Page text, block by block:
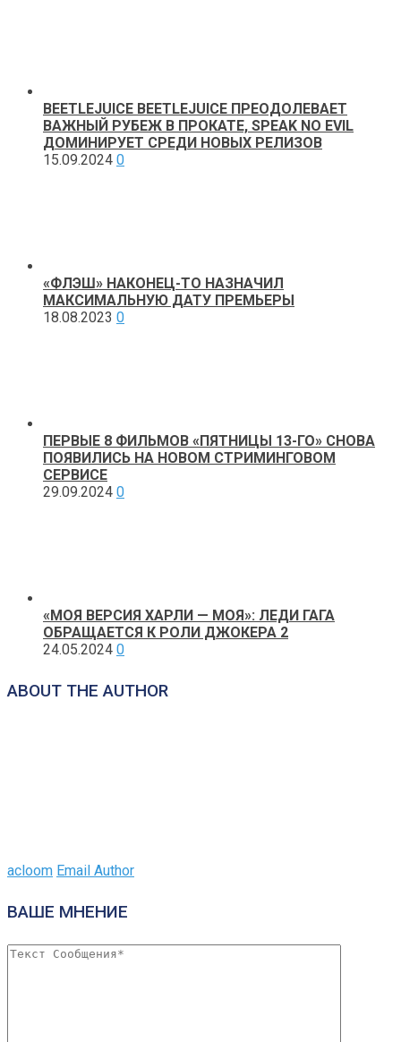
BEETLEJUICE BEETLEJUICE ПРЕОДОЛЕВАЕТ
ВАЖНЫЙ РУБЕЖ В ПРОКАТЕ, SPEAK NO EVIL
ДОМИНИРУЕТ СРЕДИ НОВЫХ РЕЛИЗОВ
15.09.2024 0
«ФЛЭШ» НАКОНЕЦ-ТО НАЗНАЧИЛ
МАКСИМАЛЬНУЮ ДАТУ ПРЕМЬЕРЫ
18.08.2023 0
ПЕРВЫЕ 8 ФИЛЬМОВ «ПЯТНИЦЫ 13-ГО» СНОВА
ПОЯВИЛИСЬ НА НОВОМ СТРИМИНГОВОМ
СЕРВИСЕ
29.09.2024 0
«МОЯ ВЕРСИЯ ХАРЛИ — МОЯ»: ЛЕДИ ГАГА
ОБРАЩАЕТСЯ К РОЛИ ДЖОКЕРА 2
24.05.2024 0
ABOUT THE AUTHOR
acloom Email Author
ВАШЕ МНЕНИЕ